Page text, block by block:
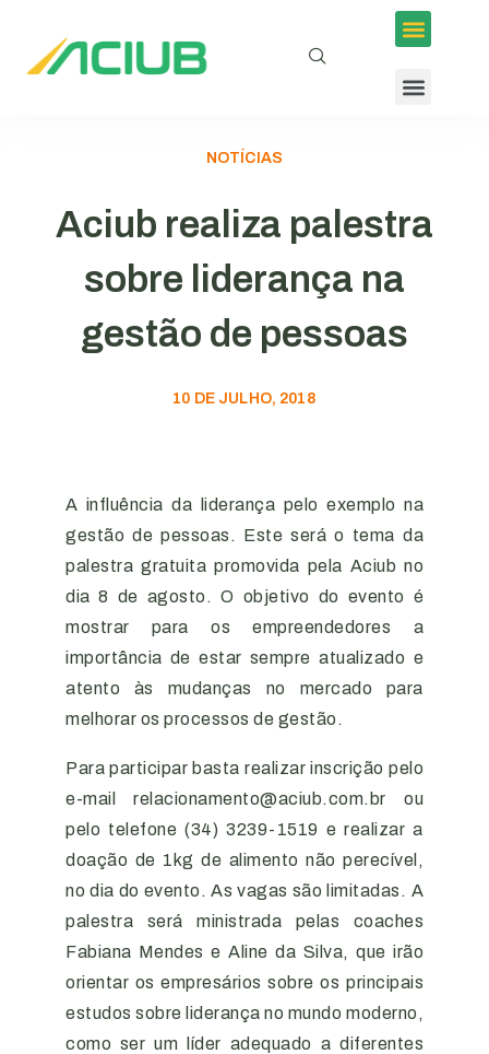
NOTÍCIAS
Aciub realiza palestra
sobre liderança na
gestão de pessoas
10 DE JULHO, 2018
A influência da liderança pelo exemplo na
gestão de pessoas. Este será o tema da
palestra gratuita promovida pela Aciub no
dia 8 de agosto. O objetivo do evento é
mostrar para os empreendedores a
importância de estar sempre atualizado e
atento às mudanças no mercado para
melhorar os processos de gestão.
Para participar basta realizar inscrição pelo
e-mail relacionamento@aciub.com.br ou
pelo telefone (34) 3239-1519 e realizar a
doação de 1kg de alimento não perecível,
no dia do evento. As vagas são limitadas. A
palestra será ministrada pelas coaches
Fabiana Mendes e Aline da Silva, que irão
orientar os empresários sobre os principais
estudos sobre liderança no mundo moderno,
como ser um líder adequado a diferentes